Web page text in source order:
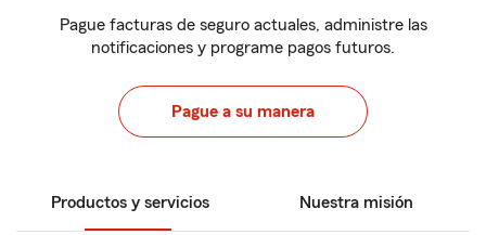
Pague facturas de seguro actuales, administre las
notificaciones y programe pagos futuros.
Pague a su manera
Productos y servicios Nuestra misión